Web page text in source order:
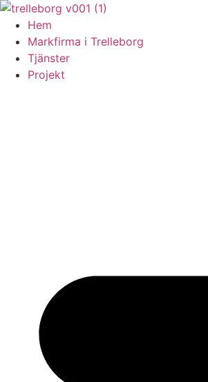
Skip
content
Hem
Markfirma i Trelleborg
Tjänster
Projekt